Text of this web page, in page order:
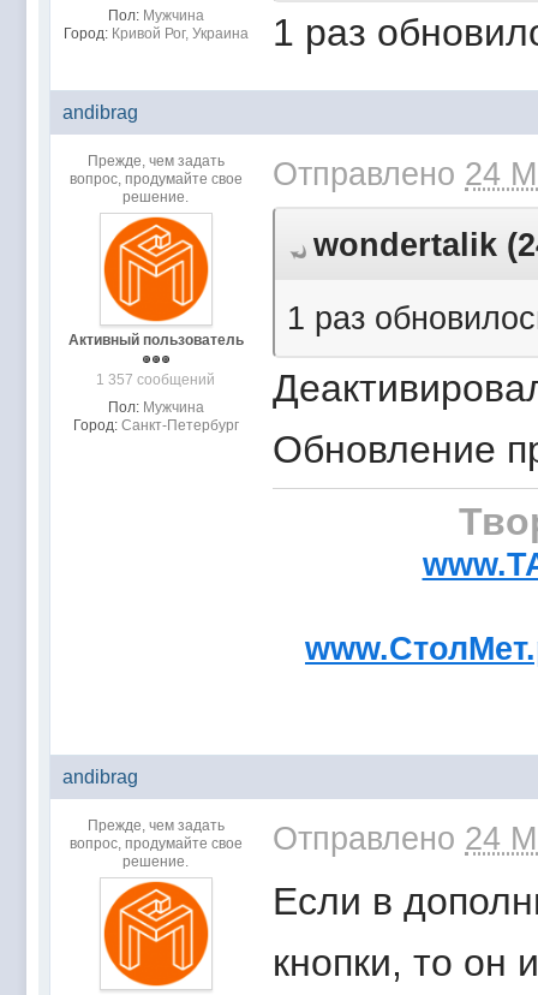
Пол: Мужчина
Город: Кривой Рог, Украина 1 раз
andibrag
Прежде, чем задать
вопрос, продумайте свое
решение.
Активный пользователь
1 357 сообщений
Пол: Мужчина
Город: Санкт-Петербург
Отправлено 24
wondertalik
1 раз
Обновление
andibrag
Прежде, чем задать
вопрос, продумайте свое
решение.
Отправлено 24
Если в
кнопки, то он